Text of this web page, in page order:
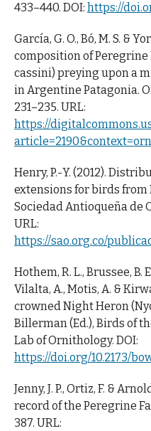
433–440. DOI: https://
García, G. O., Bó, M. S. &
composition of Peregrine
cassini) preying upon a
in Argentine Patagonia.
231–235. URL:
https://
Henry, P.-Y. (2012).
extensions for birds from
Sociedad Antioqueña de
URL:
https://sao.org.co/
Hothem, R. L., Brussee, B.
Vilalta, A., Motis, A. &
crowned Night Heron
Billerman (Ed.), Birds of
Lab of Ornithology. DOI:
https://doi.org/10.2173/
Jenny, J. P., Ortiz, F. &
record of the Peregrine
387. URL: